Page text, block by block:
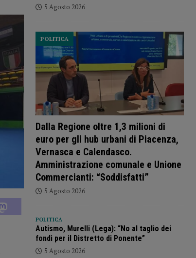
5 Agosto 2026
Dalla Regione oltre 1,3 milioni di
euro per gli hub urbani di Piacenza,
Vernasca e Calendasco.
Amministrazione comunale e Unione
Commercianti: “Soddisfatti”
POLITICA
5 Agosto 2026
POLITICA
Autismo, Murelli (Lega): “No al taglio dei
fondi per il Distretto di Ponente”
5 Agosto 2026